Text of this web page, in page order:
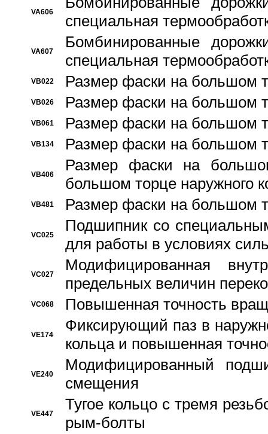
VA606
специальная
VA607
Бомбинированные
специальная
VB022 Размер фаски на большом
VB026 Размер фаски на большом
VB061 Размер фаски на большом
VB134 Размер фаски на большом
VB406
Размер фаски на
большом торце наружного
VB481 Размер фаски на большом
VC025
Подшипник со
для работы в условиях
VC027
Модифицированная
предельных величин
VC068 Повышенная точность
VE174
Фиксирующий паз в
кольца и повышенная
VE240
Модифицированный
смещения
VE447
Тугое кольцо с тремя
рым-болты